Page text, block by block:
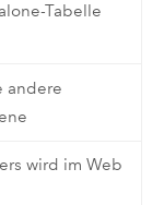
Tabelle
andere
wird im Web